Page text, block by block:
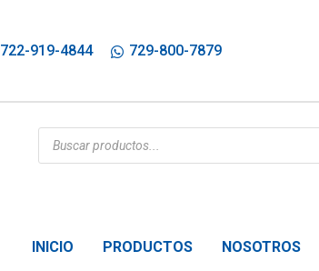
722-919-4844 729-800-7879
Búsqueda
de
productos
INICIO PRODUCTOS NOSOTROS